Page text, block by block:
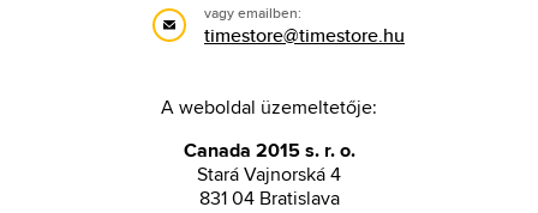
vagy emailben:
timestore@timestore.hu
A weboldal üzemeltetője:
Canada 2015 s. r. o.
Stará Vajnorská 4
831 04 Bratislava